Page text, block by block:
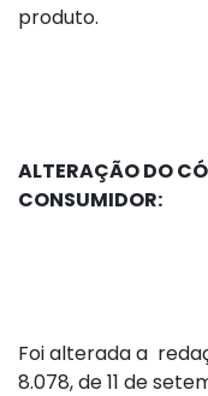
produto.
ALTERAÇÃO DO
CONSUMIDOR:
Foi alterada a
8.078, de 11 de